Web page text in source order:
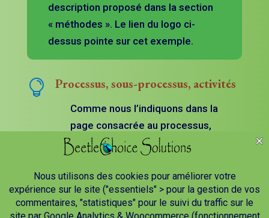
description proposé dans la section
« méthodes ». Le lien du logo ci-
dessus pointe sur cet exemple.
 Processus, sous-processus, activités
Comme nous l’indiquons dans la
page consacrée au processus,
ces trois terminologies sont
relativement équivalentes et par
conséquent, des responsabilités
y sont associées.